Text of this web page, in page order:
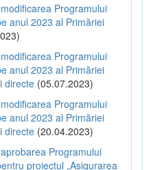
Programului
anul 2023 al Primăriei
Programului
anul 2023 al Primăriei
directe (05.07.2023)
Programului
anul 2023 al Primăriei
directe (20.04.2023)
Programului
proiectul „Asigurarea